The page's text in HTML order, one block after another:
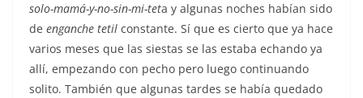
solo-mamá-y-no-sin-mi-teta y algunas noches habían sido
de enganche tetil constante. Sí que es cierto que ya hace
varios meses que las siestas se las estaba echando ya
allí, empezando con pecho pero luego continuando
solito. También que algunas tardes se había quedado